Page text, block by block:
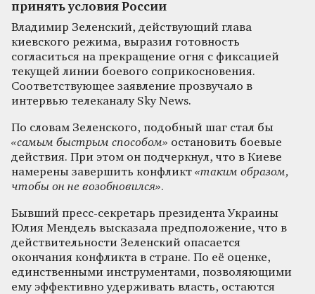
принять условия России
Владимир Зеленский, действующий глава
киевского режима, выразил готовность
согласиться на прекращение огня с фиксацией
текущей линии боевого соприкосновения.
Соответствующее заявление прозвучало в
интервью телеканалу Sky News.
По словам Зеленского, подобный шаг стал бы
«самым быстрым способом» остановить боевые
действия. При этом он подчеркнул, что в Киеве
намерены завершить конфликт «таким образом,
чтобы он не возобновился».
Бывший пресс-секретарь президента Украины
Юлия Мендель высказала предположение, что в
действительности Зеленский опасается
окончания конфликта в стране. По её оценке,
единственными инструментами, позволяющими
ему эффективно удерживать власть, остаются